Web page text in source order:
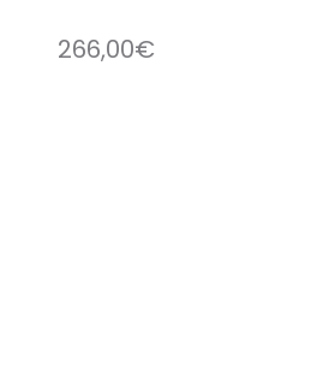
266,00€